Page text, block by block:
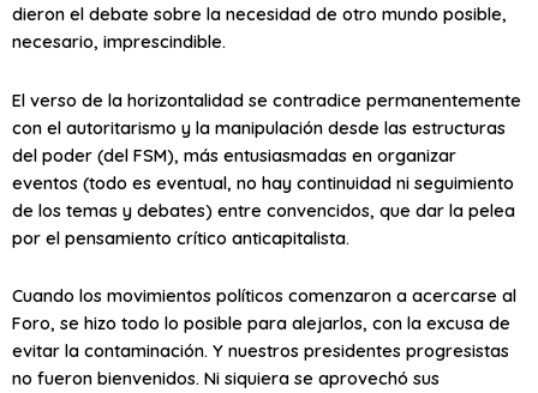
dieron el debate sobre la necesidad de otro mundo posible,
necesario, imprescindible.
El verso de la horizontalidad se contradice permanentemente
con el autoritarismo y la manipulación desde las estructuras
del poder (del FSM), más entusiasmadas en organizar
eventos (todo es eventual, no hay continuidad ni seguimiento
de los temas y debates) entre convencidos, que dar la pelea
por el pensamiento crítico anticapitalista.
Cuando los movimientos políticos comenzaron a acercarse al
Foro, se hizo todo lo posible para alejarlos, con la excusa de
evitar la contaminación. Y nuestros presidentes progresistas
no fueron bienvenidos. Ni siquiera se aprovechó sus